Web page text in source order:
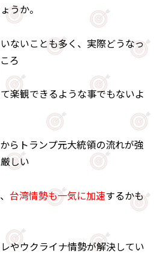
うか。
ないことも多く、実際どうなっ
ろ
楽観できるような事でもないよ
らトランプ元大統領の流れが強
しい
台湾情勢も一気に加速するかも
やウクライナ情勢が解決してい